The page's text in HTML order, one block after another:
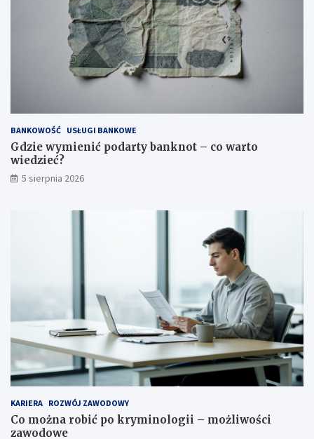
BANKOWOŚĆ USŁUGI BANKOWE
Gdzie wymienić podarty banknot – co warto
wiedzieć?
5 sierpnia 2026
KARIERA ROZWÓJ ZAWODOWY
Co można robić po kryminologii – możliwości
zawodowe